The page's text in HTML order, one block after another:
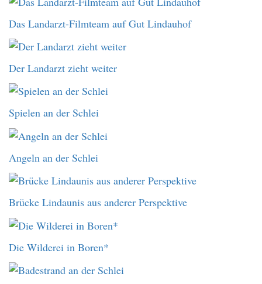
Das Landarzt-Filmteam auf Gut Lindauhof
Der Landarzt zieht weiter
Spielen an der Schlei
Angeln an der Schlei
Brücke Lindaunis aus anderer Perspektive
Die Wilderei in Boren*